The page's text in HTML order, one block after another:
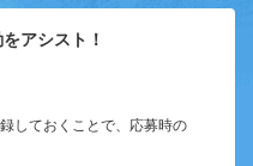
アシスト！
しておくことで、応募時の